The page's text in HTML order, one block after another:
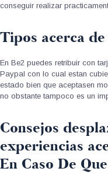
conseguir realizar
Tipos acerca
En Be2 puedes retribuir con
Paypal con lo cual estan
estado bien que aceptasen
no obstante tampoco es un
Consejos
experiencias
En Caso De